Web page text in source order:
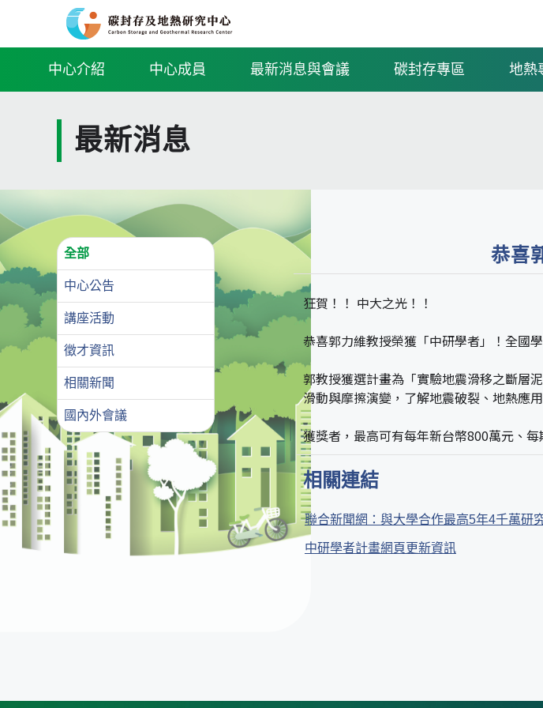
中心介紹 中心成員 最新消息與會議 碳封存專區 地熱
最新消息
全部
中心公告
講座活動
徵才資訊
相關新聞
國內外會議
恭喜
狂賀！！ 中大之光！！
恭喜郭力維教授榮獲「中研學者」！全國
郭教授獲選計畫為「實驗地震滑移之斷層
滑動與摩擦演變，了解地震破裂、地熱應
獲獎者，最高可有每年新台幣800萬元、每
相關連結
聯合新聞網：與大學合作最高5年4千萬研
中研學者計畫網頁更新資訊